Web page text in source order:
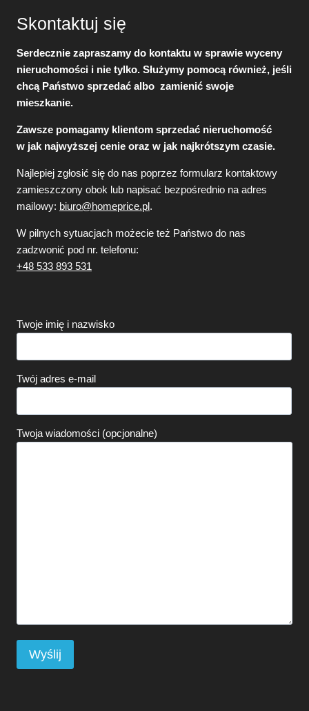
Skontaktuj się
Serdecznie zapraszamy do kontaktu w sprawie wyceny
nieruchomości i nie tylko. Służymy pomocą również, jeśli
chcą Państwo sprzedać albo zamienić swoje
mieszkanie.
Zawsze pomagamy klientom sprzedać nieruchomość
w jak najwyższej cenie oraz w jak najkrótszym czasie.
Najlepiej zgłosić się do nas poprzez formularz kontaktowy
zamieszczony obok lub napisać bezpośrednio na adres
mailowy: biuro@homeprice.pl.
W pilnych sytuacjach możecie też Państwo do nas
zadzwonić pod nr. telefonu:
+48 533 893 531
Twoje imię i nazwisko
Twój adres e-mail
Twoja wiadomości (opcjonalne)